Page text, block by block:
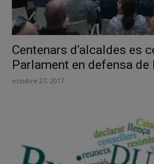
Centenars d’alcaldes es
Parlament en defensa
octubre 27, 2017